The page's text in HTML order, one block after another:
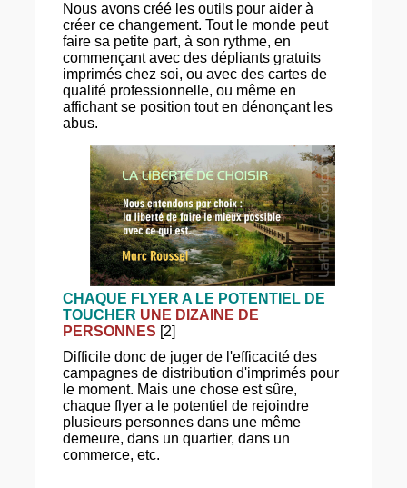
Nous avons créé les outils pour aider à
créer ce changement. Tout le monde peut
faire sa petite part, à son rythme, en
commençant avec des dépliants gratuits
imprimés chez soi, ou avec des cartes de
qualité professionnelle, ou même en
affichant se position tout en dénonçant les
abus.
CHAQUE FLYER A LE POTENTIEL DE
TOUCHER UNE DIZAINE DE
PERSONNES [2]
Difficile donc de juger de l'efficacité des
campagnes de distribution d'imprimés pour
le moment. Mais une chose est sûre,
chaque flyer a le potentiel de rejoindre
plusieurs personnes dans une même
demeure, dans un quartier, dans un
commerce, etc.